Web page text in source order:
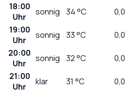
18:00
Uhr
sonnig 34°C 0,0
19:00
Uhr
sonnig 33°C 0,0
20:00
Uhr
sonnig 32°C 0,0
21:00
Uhr
klar 31 °C 0,0